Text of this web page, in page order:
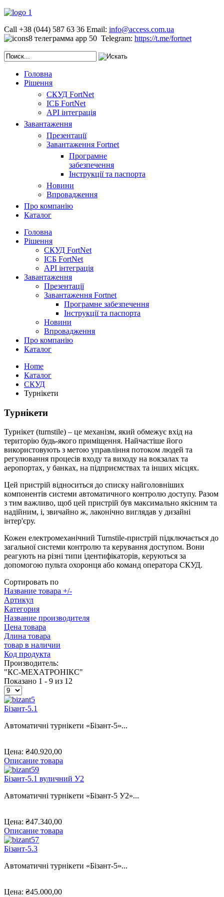
Call +38 (044) 587 63 36 Email: info@access.com.ua
Telegram: https://t.me/fortnet
Головна
Рішення
СКУД FortNet
ІСБ FortNet
API інтеграція
Завантаження
Презентації
Завантаження Fortnet
Програмне
забезпечення
Інструкції та паспорта
Новини
Впровадження
Про компанію
Каталог
Головна
Рішення
СКУД FortNet
ІСБ FortNet
API інтеграція
Завантаження
Презентації
Завантаження Fortnet
Програмне забезпечення
Інструкції та паспорта
Новини
Впровадження
Про компанію
Каталог
Home
Каталог
СКУД
Турнікети
Турнікети
Турнікет (turnstile) – це механізм, який обмежує вхід на
територію будь-якого приміщення. Найчастіше його
використовують з метою управління потоком людей та
регулювання процесів входу та виходу на вокзалах та
аеропортах, у банках, на підприємствах та інших місцях.
Цей пристрій відноситься до списку найголовніших
компонентів системи автоматичного контролю доступу. Разом
з тим важливо, щоб цей пристрій був максимально якісним та
надійним, і, звичайно ж, лаконічно виглядав у дизайні
інтер'єру.
Кожен електромеханічний Turnstile-пристрій підключається до
загальної системи контролю та керування доступом. Вони
реагують на різні типи ідентифікаторів, керуються за
допомогою пульта охоронця або команд оператора СКУД.
Сортировать по
Название товара +/-
Артикул
Категория
Название производителя
Цена товара
Длина товара
товар в наличии
Код продукта
Производитель:
"КС-МЕХАТРОНІКС"
Показано 1 - 9 из 12
Бізант-5.1
Автоматичні турнікети «Бізант-5»...
Цена: ₴40.920,00
Описание товара
Бізант-5.1 вуличний У2
Автоматичні турнікети «Бізант-5 У2»...
Цена: ₴47.340,00
Описание товара
Бізант-5.3
Автоматичні турнікети «Бізант-5»...
Цена: ₴45.000,00